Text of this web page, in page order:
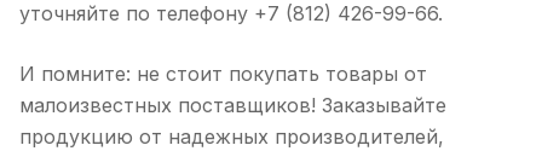
уточняйте по телефону +7 (812) 426-99-66.
И помните: не стоит покупать товары от
малоизвестных поставщиков! Заказывайте
продукцию от надежных производителей,